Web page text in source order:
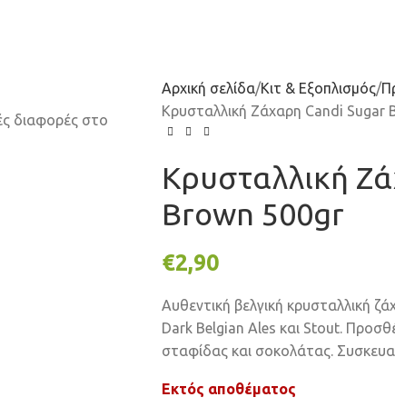
Αρχική σελίδα Κιτ & Εξοπλισμός
Κρυσταλλική Ζάχαρη Candi Sugar
Κρυσταλλική
Brown 500gr
€2,90
Αυθεντική βελγική κρυσταλλική
Dark Belgian Ales και Stout.
σταφίδας και σοκολάτας.
Εκτός αποθέματος